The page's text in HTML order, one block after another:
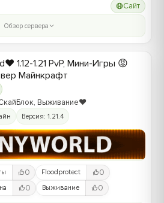
Сайт
Обзор сервера
1.12-1.21 PvP, Мини-Игры 😡
Майнкрафт
Выживание❤️
Версия: 1.21.4
0 Floodprotect 0
0 Выживание 0